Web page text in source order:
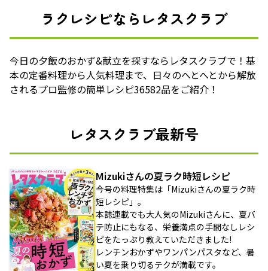
ラクレシピならレタスクラブ
今日の夕飯のおかず&献立を探すならレタスクラブで！基
本の定番料理から人気料理まで、日々のへとへとから解放
されるプロ監修の簡単レシピ36582品をご紹介！
レタスクラブ最新号
Mizukiさんの夏ラク時短レシピ
今号の料理特集は「Mizukiさんの夏ラク時
短レシピ」。
本誌連載でも大人気のMizukiさんに、夏バ
テ防止にもなる、栄養満点の手間なしレシ
ピをたっぷり教えていただきました!
レンチンおかずやワンパンパスタなど、暑
い夏を乗り切るテクが満載です。